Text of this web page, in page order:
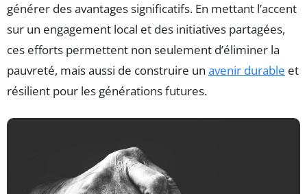
générer des avantages significatifs. En mettant l’accent
sur un engagement local et des initiatives partagées,
ces efforts permettent non seulement d’éliminer la
pauvreté, mais aussi de construire un avenir durable et
résilient pour les générations futures.